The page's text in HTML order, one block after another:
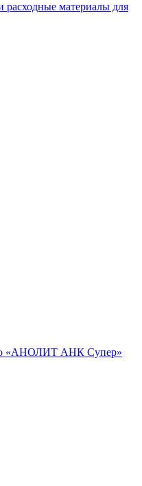
расходные материалы для
«АНОЛИТ АНК Супер»